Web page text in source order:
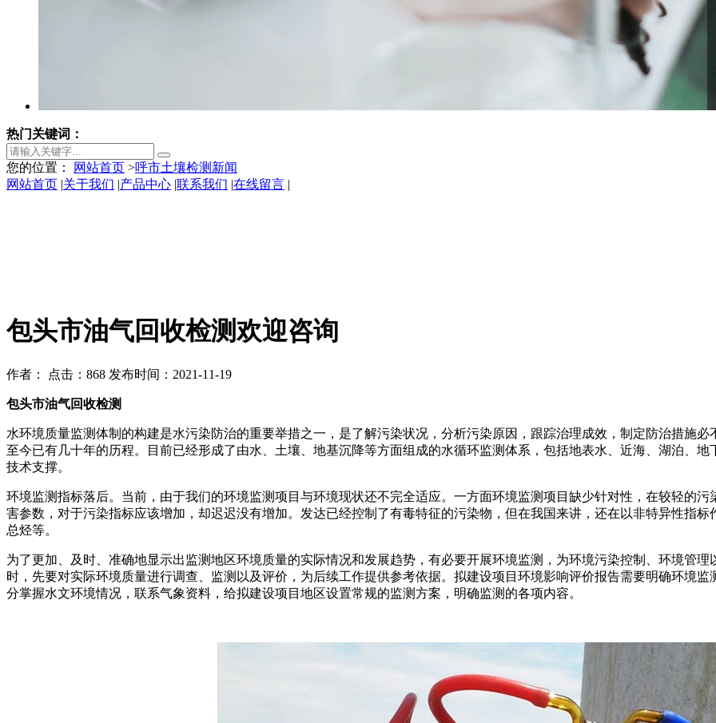
热门关键词：
您的位置： 网站首页 >呼市土壤检测新闻
包头市油气回收检测欢迎咨询
作者： 点击：868 发布时间：2021-11-19
包头市油气回收检测
水环境质量监测体制的构建是水污染防治的重要举措之一，是了解污染状况，分析污染原因，跟踪治理成效，制定防治措施
至今已有几十年的历程。目前已经形成了由水、土壤、地基沉降等方面组成的水循环监测体系，包括地表水、近海、湖泊、
技术支撑。
环境监测指标落后。当前，由于我们的环境监测项目与环境现状还不完全适应。一方面环境监测项目缺少针对性，在较轻的
害参数，对于污染指标应该增加，却迟迟没有增加。发达已经控制了有毒特征的污染物，但在我国来讲，还在以非特异性指
总烃等。
为了更加、及时、准确地显示出监测地区环境质量的实际情况和发展趋势，有必要开展环境监测，为环境污染控制、环境管
时，先要对实际环境质量进行调查、监测以及评价，为后续工作提供参考依据。拟建设项目环境影响评价报告需要明确环境
分掌握水文环境情况，联系气象资料，给拟建设项目地区设置常规的监测方案，明确监测的各项内容。
网站首页 |关于我们 |产品中心 |联系我们 |在线留言 |